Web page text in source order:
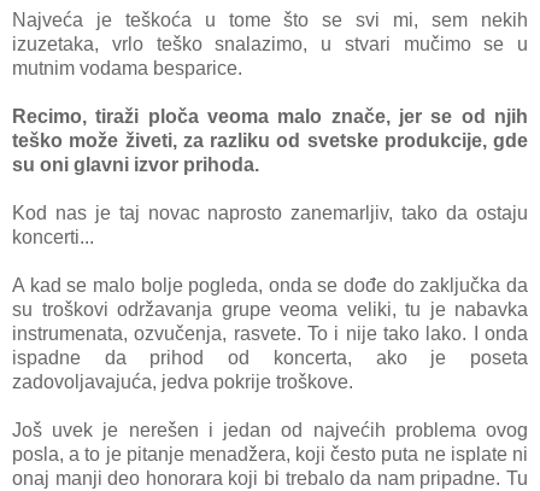
Najveća je teškoća u tome što se svi mi, sem nekih
izuzetaka, vrlo teško snalazimo, u stvari mučimo se u
mutnim vodama besparice.
Recimo, tiraži ploča veoma malo znače, jer se od njih
teško može živeti, za razliku od svetske produkcije, gde
su oni glavni izvor prihoda.
Kod nas je taj novac naprosto zanemarljiv, tako da ostaju
koncerti...
A kad se malo bolje pogleda, onda se dođe do zaključka da
su troškovi održavanja grupe veoma veliki, tu je nabavka
instrumenata, ozvučenja, rasvete. To i nije tako lako. I onda
ispadne da prihod od koncerta, ako je poseta
zadovoljavajuća, jedva pokrije troškove.
Još uvek je nerešen i jedan od najvećih problema ovog
posla, a to je pitanje menadžera, koji često puta ne isplate ni
onaj manji deo honorara koji bi trebalo da nam pripadne. Tu